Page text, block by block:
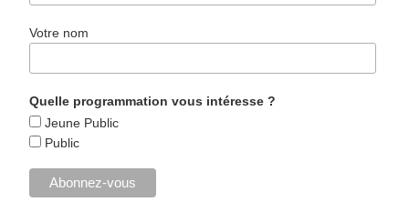
Votre nom
Quelle programmation vous intéresse ?
Jeune Public
Public